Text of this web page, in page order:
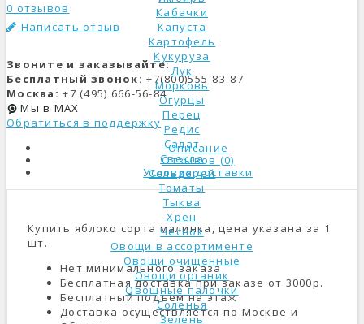
Кабачки
Капуста
Картофель
Кукуруза
Лук
Морковь
Огурцы
Перец
Редис
Салат
Свекла
Сельдерей
Томаты
Тыква
Хрен
Чеснок
Овощи в ассортименте
Овощи очищенные
Овощи органик
Овощные палочки
Соленья
Зелень
0 отзывов
Написать отзыв
Звоните и заказывайте:
Бесплатный звонок: +7(800)555-83-87
Москва: +7 (495) 666-56-84
Мы в MAX
Обратиться в поддержку
Описание
Отзывов (0)
Условия доставки
Купить яблоко сорта малинка, цена указана за 1
шт.
Нет минимального заказа
Бесплатная доставка при заказе от 3000р.
Бесплатный подъем на этаж
Доставка осуществляется по Москве и